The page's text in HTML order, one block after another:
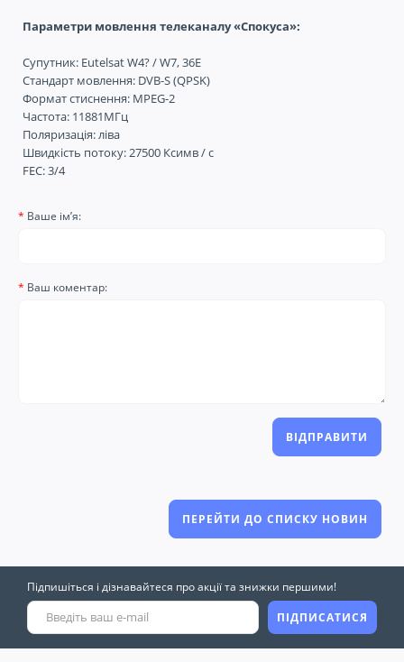
Параметри мовлення телеканалу «Спокуса»:
Супутник: Eutelsat W4? / W7, 36E
Стандарт мовлення: DVB-S (QPSK)
Формат стиснення: MPEG-2
Частота: 11881МГц
Поляризація: ліва
Швидкість потоку: 27500 Ксимв / с
FEC: 3/4
Ваше ім’я:
Ваш коментар:
ВІДПРАВИТИ
ПЕРЕЙТИ ДО СПИСКУ НОВИН
Підпишіться і дізнавайтеся про акції та знижки першими!
ПІДПИСАТИСЯ